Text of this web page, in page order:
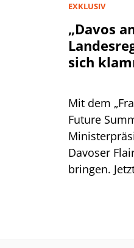
EXKLUSIV
„Davos
sich
Mit dem
Future
Davoser
bringen.